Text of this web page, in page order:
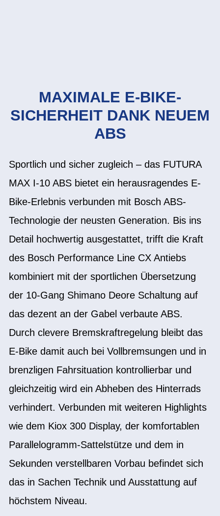
MAXIMALE E-BIKE-
SICHERHEIT DANK NEUEM
ABS
Sportlich und sicher zugleich – das FUTURA
MAX I-10 ABS bietet ein herausragendes E-
Bike-Erlebnis verbunden mit Bosch ABS-
Technologie der neusten Generation. Bis ins
Detail hochwertig ausgestattet, trifft die Kraft
des Bosch Performance Line CX Antiebs
kombiniert mit der sportlichen Übersetzung
der 10-Gang Shimano Deore Schaltung auf
das dezent an der Gabel verbaute ABS.
Durch clevere Bremskraftregelung bleibt das
E-Bike damit auch bei Vollbremsungen und in
brenzligen Fahrsituation kontrollierbar und
gleichzeitig wird ein Abheben des Hinterrads
verhindert. Verbunden mit weiteren Highlights
wie dem Kiox 300 Display, der komfortablen
Parallelogramm-Sattelstütze und dem in
Sekunden verstellbaren Vorbau befindet sich
das in Sachen Technik und Ausstattung auf
höchstem Niveau.